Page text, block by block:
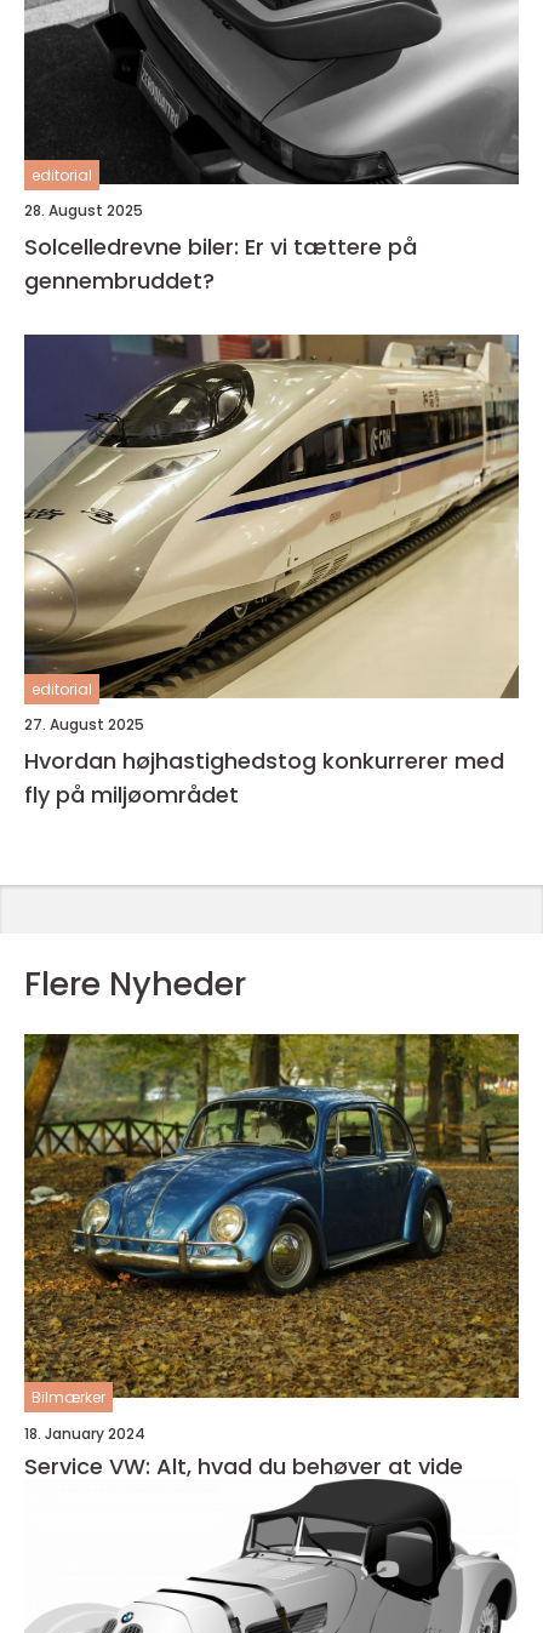
editorial
28. August 2025
Solcelledrevne biler: Er vi tættere på
gennembruddet?
editorial
27. August 2025
Hvordan højhastighedstog konkurrerer med
fly på miljøområdet
Flere Nyheder
Bilmærker
18. January 2024
Service VW: Alt, hvad du behøver at vide